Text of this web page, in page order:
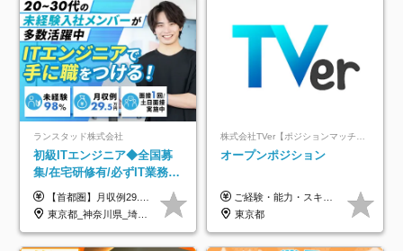
ランスタッド株式会社
初級ITエンジニア◆全国募
集/在宅研修有/必ずIT業務配
属/月収例29.5万円/Web面接
1回/SE
【首都圏】月収例29.5万円（月給26万円＋諸手当） 【東海・関西】月収例28.5万円（月給25万円＋諸手当） 【九州】月収例26万円（月給23万円＋諸手当） ※経験・スキル・前職給与を踏まえ、総合的に判断して決定します。 例：首都圏 月収例31万円（月給27万円＋諸手当） ◆各種手当 ・通勤手当（上限4万円まで） ・残業代手当（1分単位で全額支給） ※固定残業代制は採用しておりません ・深夜勤務手当 ・資格取得支援（ランクに応じてお祝い金1万円～10万円を支給） ◆昇給：年1回 ◆補足 ・研修中1ヶ月間は、時給1670円となります。 ・試用期間6ヶ月あり。その間の待遇に変更はありません。 ※詳細は面接時にご案内します。
東京都_神奈川県_埼玉県_千葉県_大阪府_愛知県_兵庫県_京都府_福岡県
オープンポジション
ご経験・能力・スキル等により、当社基準にて優遇・相談のうえ決定いたします。
東京都